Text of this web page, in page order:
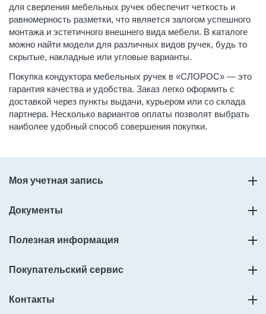
для сверления мебельных ручек обеспечит четкость и
равномерность разметки, что является залогом успешного
монтажа и эстетичного внешнего вида мебели. В каталоге
можно найти модели для различных видов ручек, будь то
скрытые, накладные или угловые варианты.
Покупка кондуктора мебельных ручек в «СЛОРОС» — это
гарантия качества и удобства. Заказ легко оформить с
доставкой через пункты выдачи, курьером или со склада
партнера. Несколько вариантов оплаты позволят выбрать
наиболее удобный способ совершения покупки.
Моя учетная запись
Документы
Полезная информация
Покупательский сервис
Контакты